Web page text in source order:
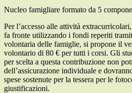
Nucleo famigliare formato da 5
Per l’accesso alle attività
fa fronte utilizzando i fondi reperiti
volontaria delle famiglie, si propone il
volontario di 80 € per tutti i corsi. Gli
per scelta a questa contribuzione non
dell’assicurazione individuale e
spese sostenute per la tessera per le
giustificazioni.